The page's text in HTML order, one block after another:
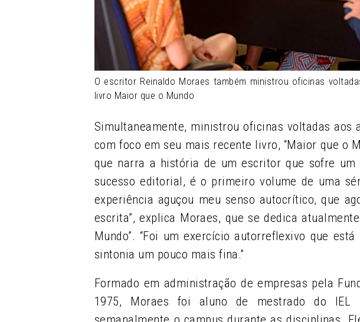
O escritor Reinaldo Moraes também ministrou oficinas
livro Maior que o Mundo
Simultaneamente, ministrou oficinas voltadas aos
com foco em seu mais recente livro, “Maior que o
que narra a história de um escritor que sofre
sucesso editorial, é o primeiro volume de uma
experiência aguçou meu senso autocrítico, que
escrita”, explica Moraes, que se dedica
Mundo”. “Foi um exercício autorreflexivo que
sintonia um pouco mais fina.”
Formado em administração de empresas pela
1975, Moraes foi aluno de mestrado do IEL